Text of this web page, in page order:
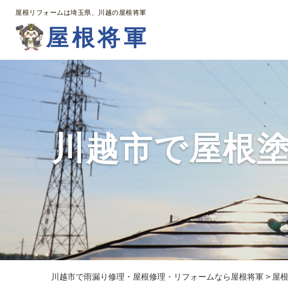
屋根リフォームは埼玉県、川越の屋根将軍
屋根将軍
川越市で屋根
川越市で雨漏り修理・屋根修理・リフォームなら屋根将軍 > 屋